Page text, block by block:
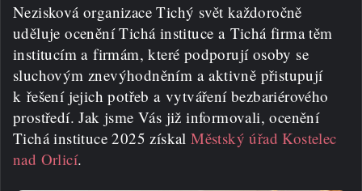
Nezisková organizace Tichý svět každoročně
uděluje ocenění Tichá instituce a Tichá firma těm
institucím a firmám, které podporují osoby se
sluchovým znevýhodněním a aktivně přistupují
k řešení jejich potřeb a vytváření bezbariérového
prostředí. Jak jsme Vás již informovali, ocenění
Tichá instituce 2025 získalMěstský úřad Kostelec
nad Orlicí.